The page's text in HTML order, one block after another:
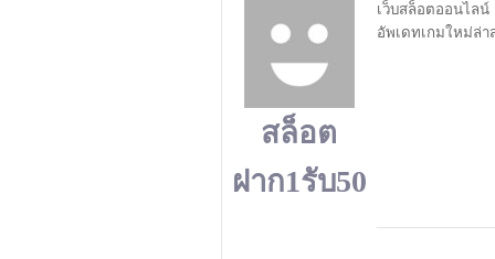
สล็อต
ฝาก1รับ50
เว็บสล็อตออนไล
อัพเดทเกมใหม่ล่